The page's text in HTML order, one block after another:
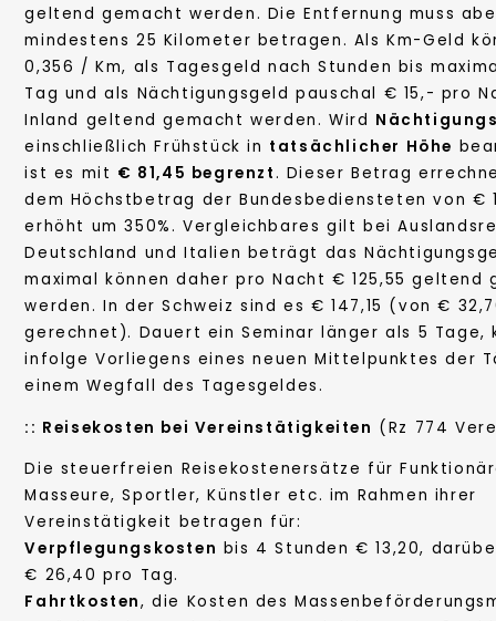
geltend gemacht werden. Die Entfernung muss
mindestens 25 Kilometer betragen. Als Km-Geld
0,356 / Km, als Tagesgeld nach Stunden bis
Tag und als Nächtigungsgeld pauschal € 15,- pro
Inland geltend gemacht werden. Wird
einschließlich Frühstück in tatsächlicher Höhe
ist es mit € 81,45 begrenzt. Dieser Betrag
dem Höchstbetrag der Bundesbediensteten von €
erhöht um 350%. Vergleichbares gilt bei
Deutschland und Italien beträgt das
maximal können daher pro Nacht € 125,55 geltend
werden. In der Schweiz sind es € 147,15 (von €
gerechnet). Dauert ein Seminar länger als 5 Tage,
infolge Vorliegens eines neuen Mittelpunktes der
einem Wegfall des Tagesgeldes.
:: Reisekosten bei Vereinstätigkeiten (Rz 774
Die steuerfreien Reisekostenersätze für
Masseure, Sportler, Künstler etc. im Rahmen ihrer
Vereinstätigkeit betragen für:
Verpflegungskosten bis 4 Stunden € 13,20,
€ 26,40 pro Tag.
Fahrtkosten, die Kosten des